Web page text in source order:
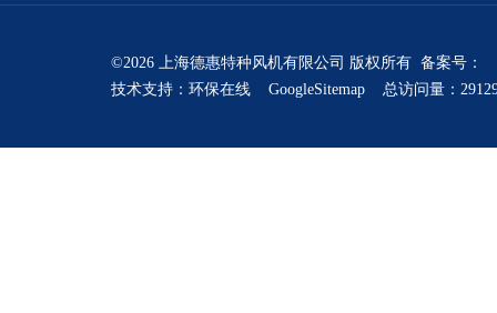
©2026 上海德惠特种风机有限公司 版权所有 备案号：
技术支持： 环保在线 GoogleSitemap 总访问量：